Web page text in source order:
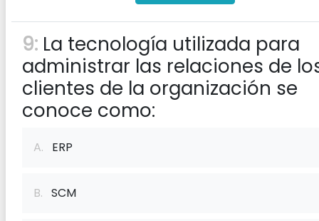
9: La tecnología utilizada para
administrar las relaciones de
clientes de la organización se
conoce como:
A. ERP
B. SCM